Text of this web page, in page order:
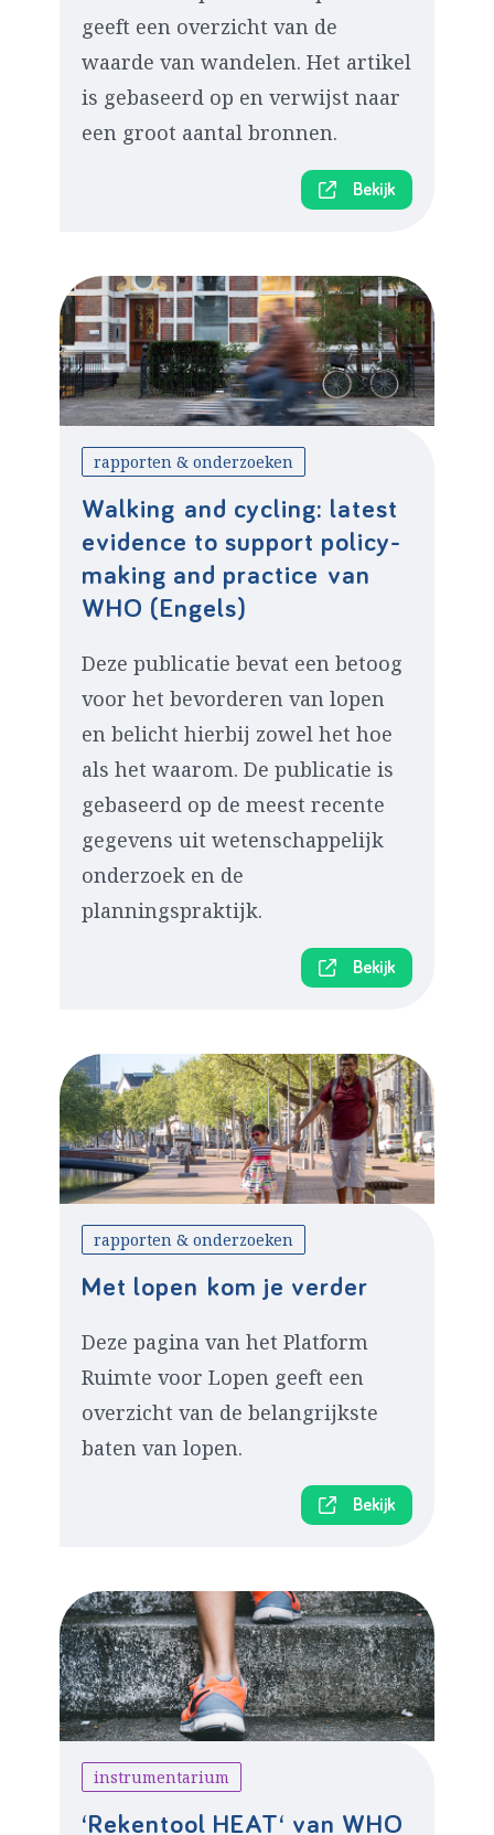
geeft een overzicht van de
waarde van wandelen. Het artikel
is gebaseerd op en verwijst naar
een groot aantal bronnen.
Bekijk
rapporten & onderzoeken
Walking and cycling: latest
evidence to support policy-
making and practice van
WHO (Engels)
Deze publicatie bevat een betoog
voor het bevorderen van lopen
en belicht hierbij zowel het hoe
als het waarom. De publicatie is
gebaseerd op de meest recente
gegevens uit wetenschappelijk
onderzoek en de
planningspraktijk.
Bekijk
rapporten & onderzoeken
Met lopen kom je verder
Deze pagina van het Platform
Ruimte voor Lopen geeft een
overzicht van de belangrijkste
baten van lopen.
Bekijk
instrumentarium
‘Rekentool HEAT‘ van WHO